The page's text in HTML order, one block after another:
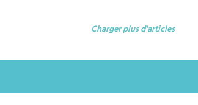
Charger plus d'articles